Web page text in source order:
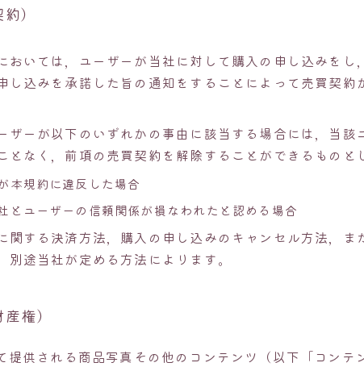
）
おいては，ユーザーが当社に対して購入の申し込みをし
し込みを承諾した旨の通知をすることによって売買契約
ザーが以下のいずれかの事由に該当する場合には，当該
となく，前項の売買契約を解除することができるものと
本規約に違反した場合
とユーザーの信頼関係が損なわれたと認める場合
関する決済方法，購入の申し込みのキャンセル方法，ま
別途当社が定める方法によります。
権）
提供される商品写真その他のコンテンツ（以下「コンテ